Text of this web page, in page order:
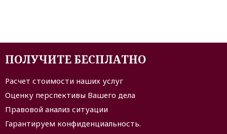
ПОЛУЧИТЕ БЕСПЛАТНО
Расчет стоимости наших услуг
Оценку перспективы Вашего дела
Правовой анализ ситуации
Гарантируем конфиденциальность.